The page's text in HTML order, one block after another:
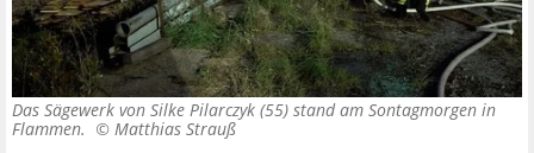
Das Sägewerk von Silke Pilarczyk (55) stand am Sontagmorgen in
Flammen. © Matthias Strauß